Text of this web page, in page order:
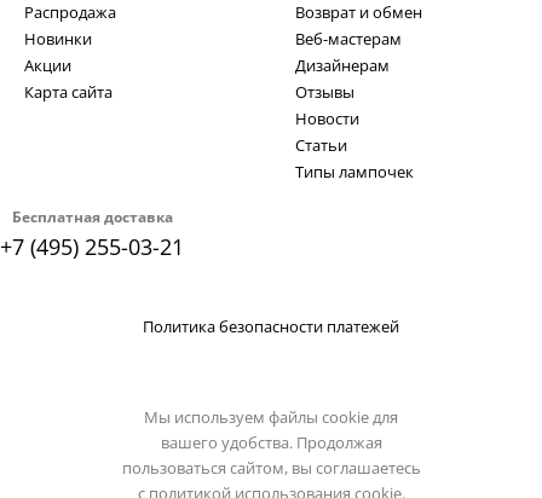
Бесплатная доставка
+7 (495) 255-03-21
Распродажа
Новинки
Акции
Карта сайта
Возврат и обмен
Веб-мастерам
Дизайнерам
Отзывы
Новости
Статьи
Типы лампочек
Политика безопасности платежей
Мы используем файлы cookie для
вашего удобства. Продолжая
пользоваться сайтом, вы соглашаетесь
с политикой использования cookie.